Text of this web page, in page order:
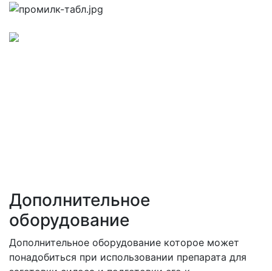
Дополнительное
оборудование
Дополнительное оборудование которое может
понадобиться при использовании препарата для